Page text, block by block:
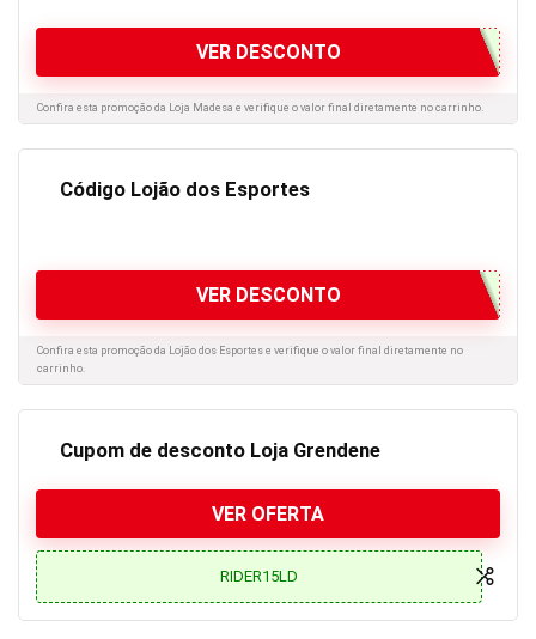
VER DESCONTO
Confira esta promoção da Loja Madesa e verifique o valor final diretamente no carrinho.
Código Lojão dos Esportes
VER DESCONTO
Confira esta promoção da Lojão dos Esportes e verifique o valor final diretamente no
carrinho.
Cupom de desconto Loja Grendene
VER OFERTA
RIDER15LD